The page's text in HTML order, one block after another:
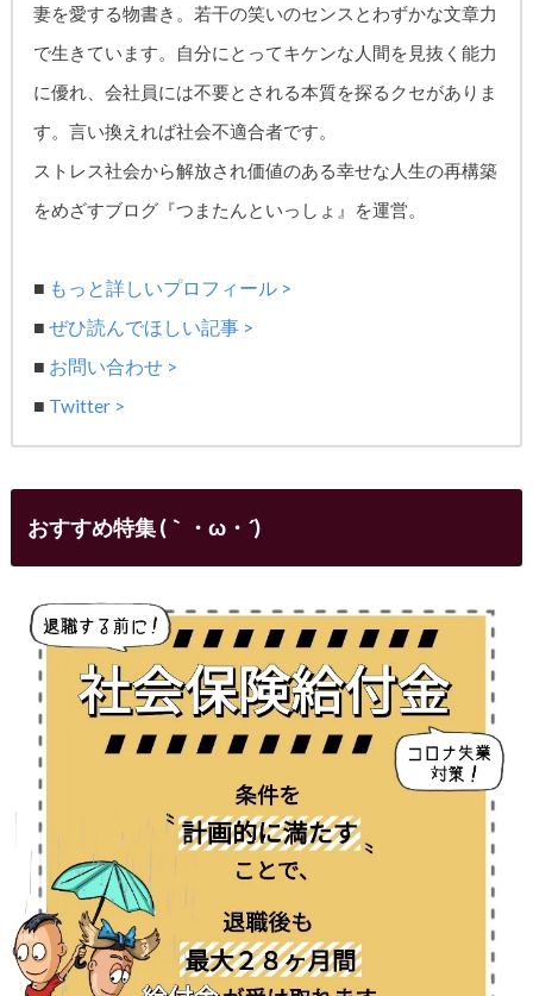
妻を愛する物書き。 若干の笑いのセンスとわずかな文章力
で生きています。自分にとってキケンな人間を見抜く能力
に優れ、会社員には不要とされる本質を探るクセがありま
す。言い換えれば社会不適合者です。
ストレス社会から解放され価値のある幸せな人生の再構築
をめざすブログ『つまたんといっしょ』を運営。
■ もっと詳しいプロフィール >
■ぜひ読んでほしい記事 >
■ お問い合わせ >
■ Twitter >
おすすめ特集 (｀・ω・´)ゞ